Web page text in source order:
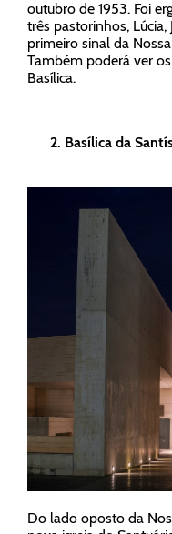
outubro de 1953. Foi
três pastorinhos, Lúcia,
primeiro sinal da
Também poderá ver
Basílica.
2. Basílica da
Do lado oposto da